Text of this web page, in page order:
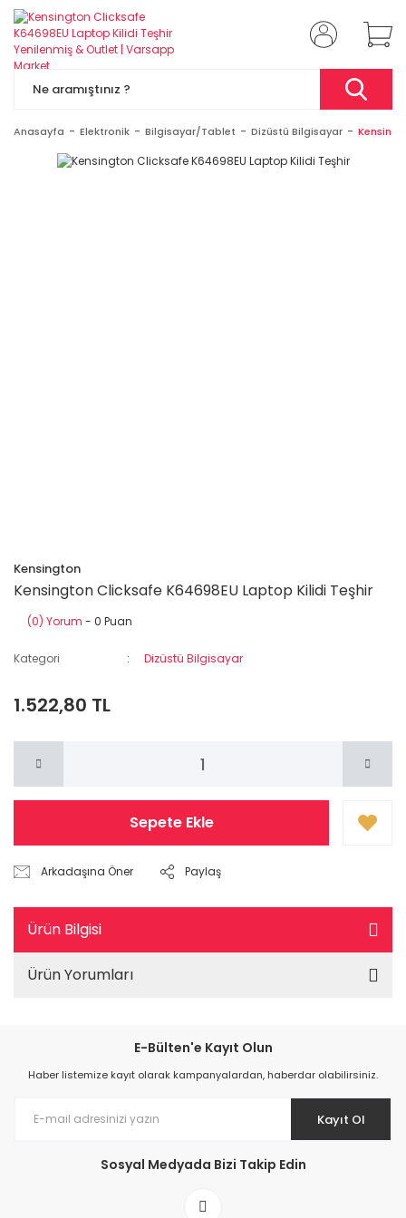
Anasayfa Elektronik Bilgisayar/Tablet Dizüstü Bilgisayar
Kensington
Kensington Clicksafe K64698EU Laptop Kilidi Teşhir
(0) Yorum - 0 Puan
Kategori Dizüstü Bilgisayar
1.522,80 TL
Sepete Ekle
Arkadaşına Öner Paylaş
Ürün Bilgisi
Ürün Yorumları
E-Bülten'e Kayıt Olun
Haber listemize kayıt olarak kampanyalardan, haberdar olabilirsiniz.
Kayıt Ol
Sosyal Medyada Bizi Takip Edin